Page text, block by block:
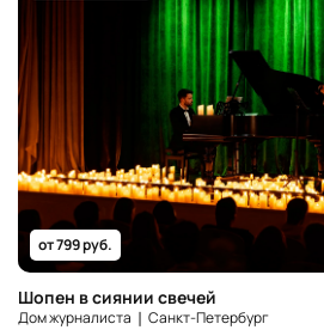
от 799 руб.
Шопен в сиянии свечей
Дом журналиста ❘ Санкт‑Петербург